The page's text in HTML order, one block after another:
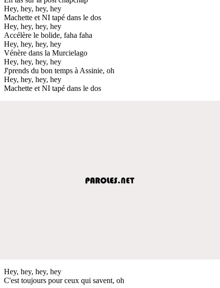
Hey, hey, hey, hey
Machette et NI tapé dans le dos
Hey, hey, hey, hey
Accélère le bolide, faha faha
Hey, hey, hey, hey
Vénère dans la Murcielago
Hey, hey, hey, hey
J'prends du bon temps à Assinie, oh
Hey, hey, hey, hey
Machette et NI tapé dans le dos
Hey, hey, hey, hey
C'est toujours pour ceux qui savent, oh